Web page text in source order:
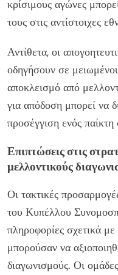
κρίσιμους αγώνες
τους στις αντίστοιχες
Αντίθετα, οι
οδηγήσουν σε
αποκλεισμό από
για απόδοση μπορεί να
προσέγγιση ενός
Επιπτώσεις στις
μελλοντικούς
Οι τακτικές
του Κυπέλλου
πληροφορίες σχετικά
μπορούσαν να
διαγωνισμούς. Οι